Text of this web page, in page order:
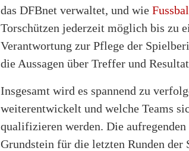
das DFBnet verwaltet, und wie
Torschützen jederzeit möglich bis zu
Verantwortung zur Pflege der
die Aussagen über Treffer und
Insgesamt wird es spannend zu
weiterentwickelt und welche Teams
qualifizieren werden. Die aufregenden
Grundstein für die letzten Runden der